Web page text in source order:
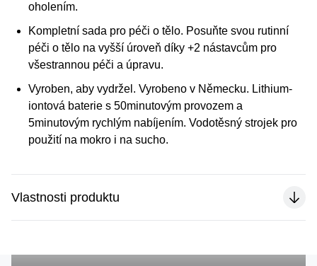
oholením.
Kompletní sada pro péči o tělo. Posuňte svou rutinní
péči o tělo na vyšší úroveň díky +2 nástavcům pro
všestrannou péči a úpravu.
Vyroben, aby vydržel. Vyrobeno v Německu. Lithium-
iontová baterie s 50minutovým provozem a
5minutovým rychlým nabíjením. Vodotěsný strojek pro
použití na mokro i na sucho.
Vlastnosti produktu